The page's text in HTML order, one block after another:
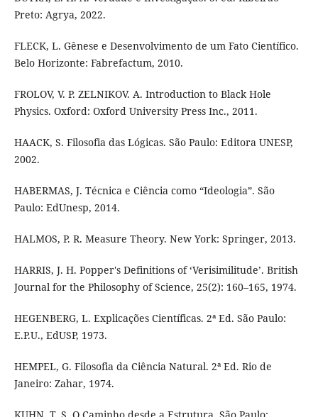
Preto: Agrya, 2022.
FLECK, L. Gênese e Desenvolvimento de um Fato Científico.
Belo Horizonte: Fabrefactum, 2010.
FROLOV, V. P. ZELNIKOV. A. Introduction to Black Hole
Physics. Oxford: Oxford University Press Inc., 2011.
HAACK, S. Filosofia das Lógicas. São Paulo: Editora UNESP,
2002.
HABERMAS, J. Técnica e Ciência como “Ideologia”. São
Paulo: EdUnesp, 2014.
HALMOS, P. R. Measure Theory. New York: Springer, 2013.
HARRIS, J. H. Popper's Definitions of ‘Verisimilitude’. British
Journal for the Philosophy of Science, 25(2): 160–165, 1974.
HEGENBERG, L. Explicações Científicas. 2ª Ed. São Paulo:
E.P.U., EdUSP, 1973.
HEMPEL, G. Filosofia da Ciência Natural. 2ª Ed. Rio de
Janeiro: Zahar, 1974.
KUHN, T. S. O Caminho desde a Estrutura. São Paulo: